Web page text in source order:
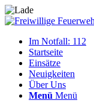
Im Notfall: 112
Startseite
Einsätze
Neuigkeiten
Über Uns
Menü Menü